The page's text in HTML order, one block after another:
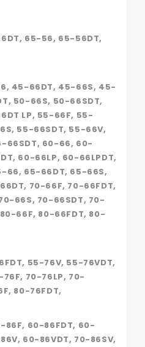
65-56, 65-56DT,
45-66DT, 45-66S, 45-
50-66S, 50-66SDT,
LP, 55-66F, 55-
55-66SDT, 55-66V,
66SDT, 60-66, 60-
60-66LP, 60-66LPDT,
66, 65-66DT, 65-66S,
70-66F, 70-66FDT,
66S, 70-66SDT, 70-
66F, 80-66FDT, 80-
55-76V, 55-76VDT,
70-76LP, 70-
80-76FDT,
86F, 60-86FDT, 60-
60-86VDT, 70-86SV,